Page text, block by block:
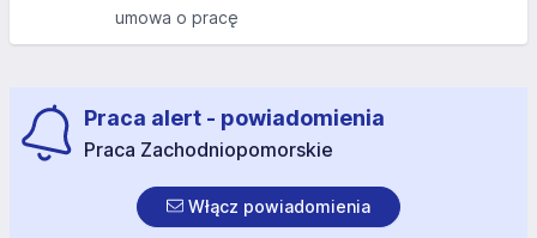
umowa o pracę
Praca alert - powiadomienia
Praca Zachodniopomorskie
Włącz powiadomienia